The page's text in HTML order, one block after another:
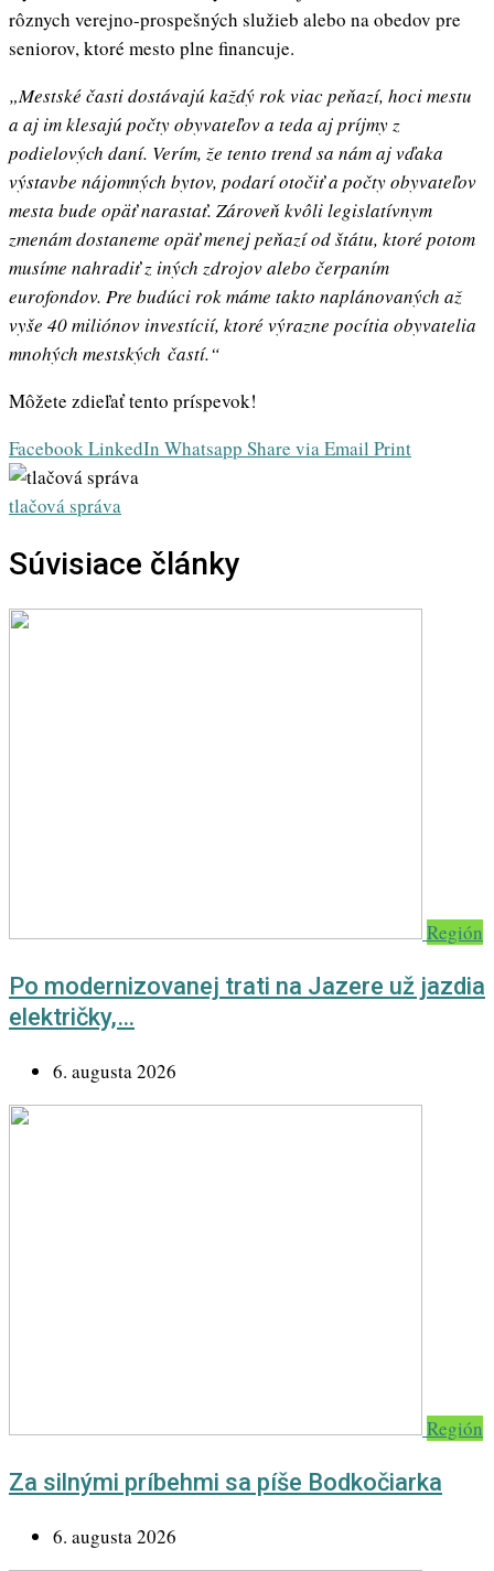
rôznych verejno-prospešných služieb alebo na obedov pre
seniorov, ktoré mesto plne financuje.
„Mestské časti dostávajú každý rok viac peňazí, hoci mestu
a aj im klesajú počty obyvateľov a teda aj príjmy z
podielových daní. Verím, že tento trend sa nám aj vďaka
výstavbe nájomných bytov, podarí otočiť a počty obyvateľov
mesta bude opäť narastať. Zároveň kvôli legislatívnym
zmenám dostaneme opäť menej peňazí od štátu, ktoré potom
musíme nahradiť z iných zdrojov alebo čerpaním
eurofondov. Pre budúci rok máme takto naplánovaných až
vyše 40 miliónov investícií, ktoré výrazne pocítia obyvatelia
mnohých mestských častí.“
Môžete zdieľať tento príspevok!
FacebookLinkedIn Whatsapp Share via Email Print
tlačová správa
Súvisiace články
Región
Po modernizovanej trati na Jazere už jazdia
električky,…
6. augusta 2026
Región
Za silnými príbehmi sa píše Bodkočiarka
6. augusta 2026